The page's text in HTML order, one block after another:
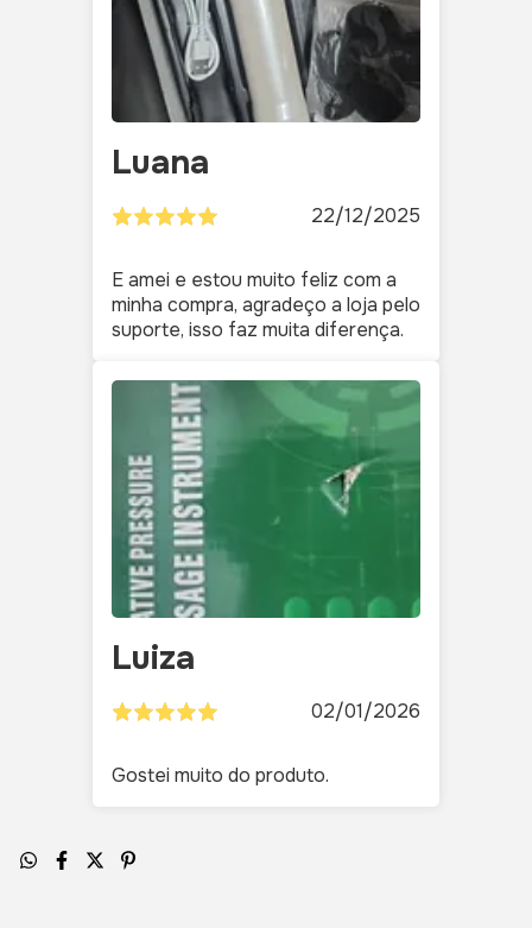
Luana
22/12/2025
E amei e estou muito feliz com a
minha compra, agradeço a loja pelo
suporte, isso faz muita diferença.
Luiza
02/01/2026
Gostei muito do produto.